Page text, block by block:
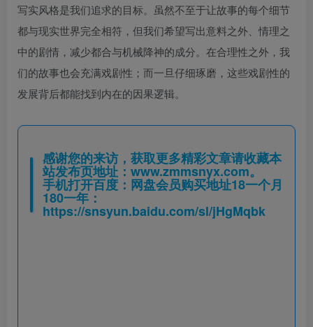
写实风格是我们追求的目标。虽然不至于让故事的每个细节
都与现实世界完全相符，但我们希望写出意料之外、情理之
中的剧情，减少都合与机械降神的成分。在合理性之外，我
们的故事也会充满戏剧性；而一旦仔细琢磨，这些戏剧性的
发展背后都能找到内在的因果逻辑。
感谢您的来访，获取更多精彩文章请收藏本
站发布页地址： www.zmmsnyx.com。
手机打开百度：网盘会员购买地址18一个月
180一年：
https://snsyun.baidu.com/sl/jHgMqbk